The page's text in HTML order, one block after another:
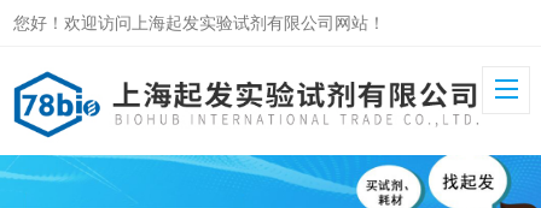
您好！欢迎访问上海起发实验试剂有限公司网站！